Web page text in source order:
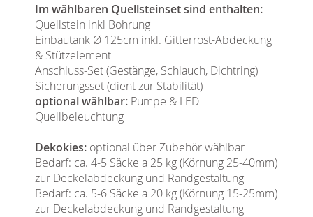
Im wählbaren Quellsteinset sind enthalten:
Quellstein inkl Bohrung
Einbautank Ø 125cm inkl. Gitterrost-Abdeckung
& Stützelement
Anschluss-Set (Gestänge, Schlauch, Dichtring)
Sicherungsset (dient zur Stabilität)
optional wählbar: Pumpe & LED
Quellbeleuchtung
Dekokies: optional über Zubehör wählbar
Bedarf: ca. 4-5 Säcke a 25 kg (Körnung 25-40mm)
zur Deckelabdeckung und Randgestaltung
Bedarf: ca. 5-6 Säcke a 20 kg (Körnung 15-25mm)
zur Deckelabdeckung und Randgestaltung